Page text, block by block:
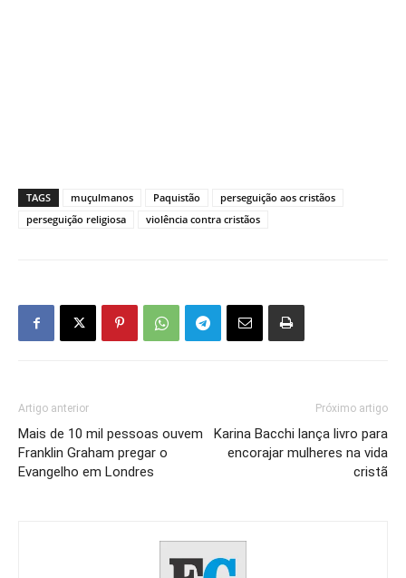
TAGS muçulmanos Paquistão
perseguição aos cristãos
perseguição religiosa
violência contra cristãos
Artigo anterior
Mais de 10 mil pessoas ouvem
Franklin Graham pregar o
Evangelho em Londres
Próximo artigo
Karina Bacchi lança livro para
encorajar mulheres na vida
cristã